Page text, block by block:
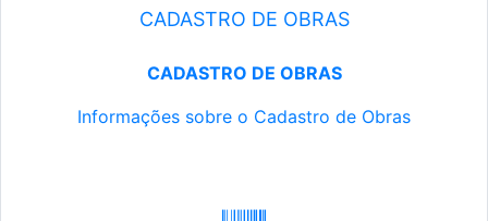
CADASTRO DE OBRAS
CADASTRO DE OBRAS
Informações sobre o Cadastro de Obras